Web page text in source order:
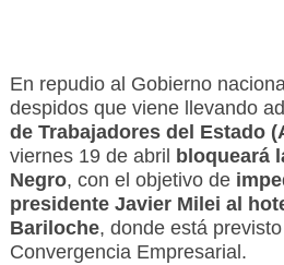
En repudio al Gobierno
despidos que viene llevando
de Trabajadores del Estado
viernes 19 de abril
bloqueará
Negro, con el objetivo de
presidente Javier Milei al
Bariloche, donde está
Convergencia Empresarial.